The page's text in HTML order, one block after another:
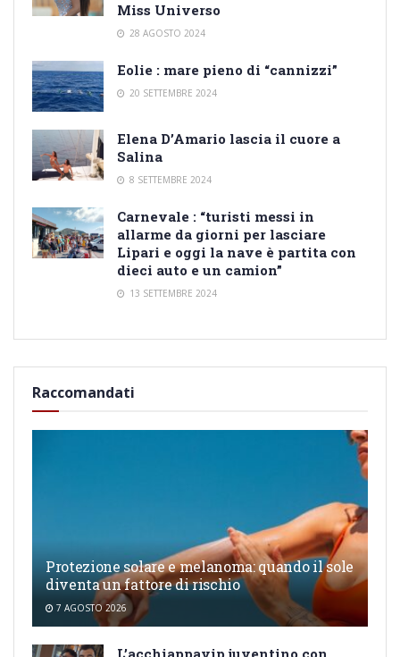
Miss Universo
28 AGOSTO 2024
Eolie : mare pieno di “cannizzi”
20 SETTEMBRE 2024
Elena D’Amario lascia il cuore a
Salina
8 SETTEMBRE 2024
Carnevale : “turisti messi in
allarme da giorni per lasciare
Lipari e oggi la nave è partita con
dieci auto e un camion”
13 SETTEMBRE 2024
Raccomandati
Protezione solare e melanoma: quando il sole
diventa un fattore di rischio
7 AGOSTO 2026
L’acchiappavip juventino con